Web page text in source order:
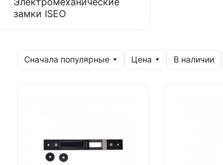
замки ISEO
Сначала популярные Цена В наличии